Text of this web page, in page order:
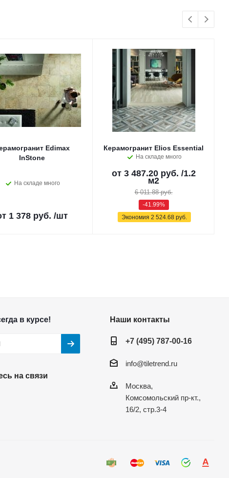
Edimax
InStone
На складе много
1 378 руб. /шт
Керамогранит Elios Essential
На складе много
от 3 487.20 руб. /1.2
м2
6 011.88 руб.
-41.99%
Экономия 2 524.68 руб.
в курсе!
на связи
Наши контакты
+7 (495) 787-00-16
info@tiletrend.ru
Москва,
Комсомольский пр-кт.,
16/2, стр.3-4